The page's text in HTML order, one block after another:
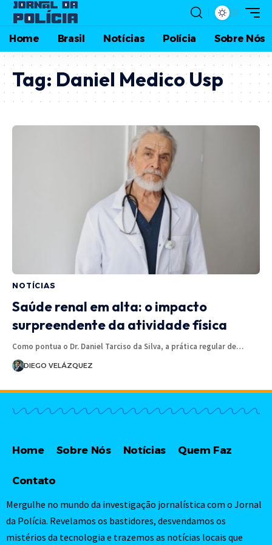
Home Brasil Notícias Polícia Sobre Nós
Tag: Daniel Medico Usp
NOTÍCIAS
Saúde renal em alta: o impacto
surpreendente da atividade física
Como pontua o Dr. Daniel Tarciso da Silva, a prática regular de…
DIEGO VELÁZQUEZ
Home Sobre Nós Notícias Quem Faz
Contato
Mergulhe no mundo da investigação jornalística com o Jornal
da Polícia. Revelamos os bastidores, desvendamos os
mistérios da tecnologia e trazemos as notícias locais que